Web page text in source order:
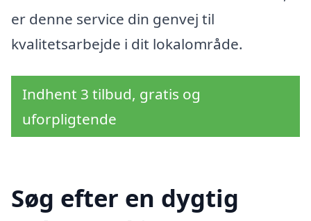
er denne service din genvej til
kvalitetsarbejde i dit lokalområde.
Indhent 3 tilbud, gratis og
uforpligtende
Søg efter en dygtig